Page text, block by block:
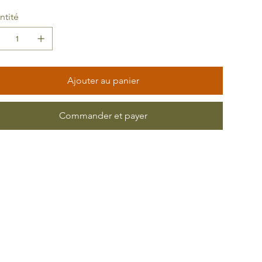
Ajouter au panier
Commander et payer